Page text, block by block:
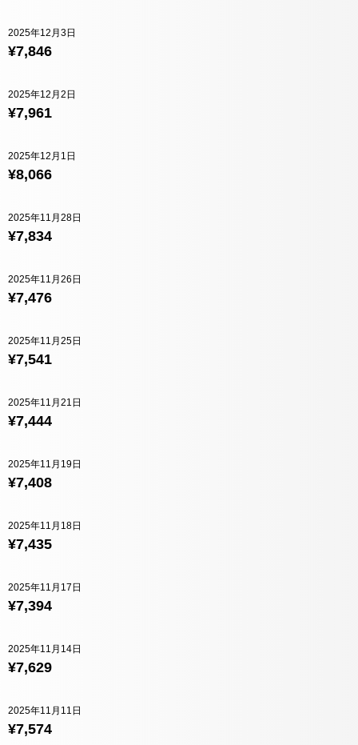
¥7,846
2025年12月3日
¥7,961
2025年12月2日
¥8,066
2025年12月1日
¥7,834
2025年11月28日
¥7,476
2025年11月26日
¥7,541
2025年11月25日
¥7,444
2025年11月21日
¥7,408
2025年11月19日
¥7,435
2025年11月18日
¥7,394
2025年11月17日
¥7,629
2025年11月14日
¥7,574
2025年11月11日